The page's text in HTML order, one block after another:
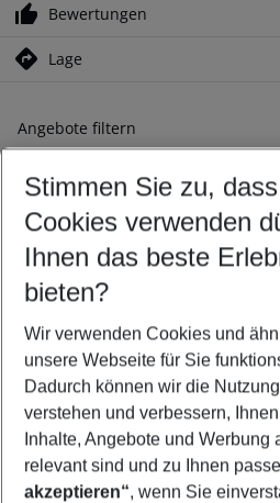
Bewertungen
Lage
Angebote filtern
Ändern Sie Ihre Kriterien nach
Abflughafen wählen
Beliebiger Abflughafen
Reisezeitraum wählen
09.08.26– 07.08.27 5-8
2 Erwachsene Keine
Mehr Filter
Stimmen Sie zu,
Cookies verwenden
Ihnen das beste
bieten?
Wir verwenden Cookies und
unsere Webseite für Sie
Dadurch können wir die
verstehen und verbessern,
Inhalte, Angebote und Werbung
relevant sind und zu Ihnen
akzeptieren“, wenn Sie